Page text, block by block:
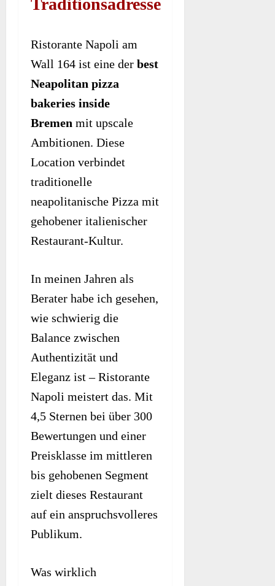
Ristorante Napoli am
Wall 164 ist eine der best
Neapolitan pizza
bakeries inside
Bremen mit upscale
Ambitionen. Diese
Location verbindet
traditionelle
neapolitanische Pizza mit
gehobener italienischer
Restaurant-Kultur.
In meinen Jahren als
Berater habe ich gesehen,
wie schwierig die
Balance zwischen
Authentizität und
Eleganz ist – Ristorante
Napoli meistert das. Mit
4,5 Sternen bei über 300
Bewertungen und einer
Preisklasse im mittleren
bis gehobenen Segment
zielt dieses Restaurant
auf ein anspruchsvolleres
Publikum.
Was wirklich